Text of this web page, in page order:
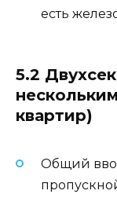
есть
5.2
квартир)
Общий